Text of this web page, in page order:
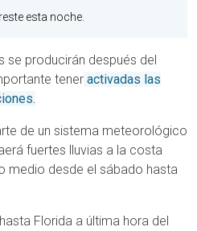
esta noche.
se producirán después del
tener activadas las
de un sistema meteorológico
fuertes lluvias a la costa
medio desde el sábado hasta
Florida a última hora del